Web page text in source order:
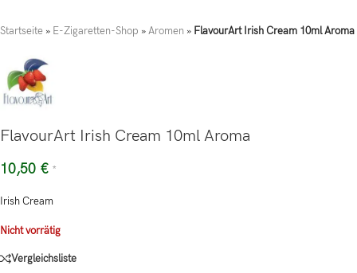
Startseite » E-Zigaretten-Shop »Aromen » FlavourArt Irish Cream 10ml Aroma
FlavourArt Irish Cream 10ml Aroma
10,50 € *
Irish Cream
Nicht vorrätig
Vergleichsliste